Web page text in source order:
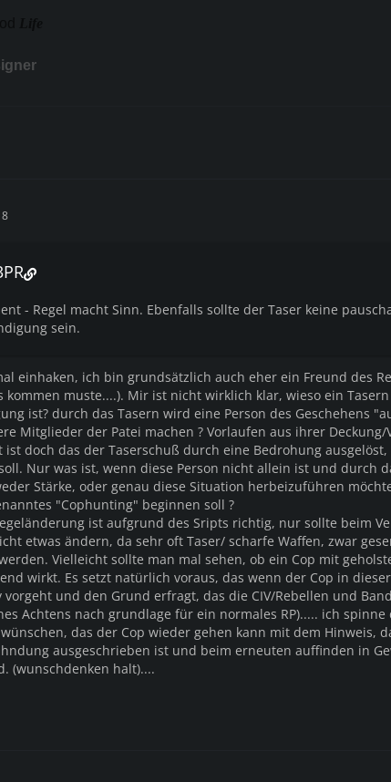
- Regel macht Sinn. Ebenfalls sollte der Taser keine
sein.
einhaken, ich bin grundsätzlich auch eher ein Freund des
kommen muste....). Mir ist nicht wirklich klar, wieso ein
ist? durch das Tasern wird eine Person des Geschehens
Mitglieder der Patei machen ? Vorlaufen aus ihrer Deckung/
ist doch das der Taserschuß durch eine Bedrohung ausgelöst,
Nur was ist, wenn diese Person nicht allein ist und durch
Stärke, oder genau diese Situation herbeizuführen
"Cophunting" beginnen soll ?
ist aufgrund des Sripts richtig, nur sollte beim
etwas ändern, da sehr oft Taser/ scharfe Waffen, zwar
Vielleicht sollte man mal sehen, ob ein Cop mit
wirkt. Es setzt natürlich voraus, das wenn der Cop in
vorgeht und den Grund erfragt, das die CIV/Rebellen und
Achtens nach grundlage für ein normales RP)..... ich
das der Cop wieder gehen kann mit dem Hinweis,
ausgeschrieben ist und beim erneuten auffinden in
(wunschdenken halt)....